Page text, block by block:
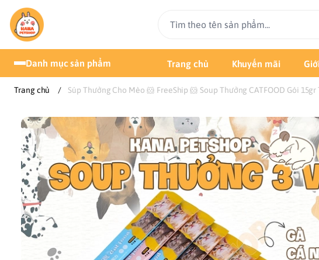
Danh mục sản phẩm Trang chủ Khuyến mãi
Trang chủ / Súp Thưởng Cho Mèo 🐹 FreeShip 🐹 Soup Thưởng CATFOOD Gói